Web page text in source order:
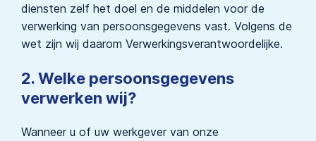
diensten zelf het doel en de middelen voor de
verwerking van persoonsgegevens vast. Volgens de
wet zijn wij daarom Verwerkingsverantwoordelijke.
2. Welke persoonsgegevens
verwerken wij?
Wanneer u of uw werkgever van onze